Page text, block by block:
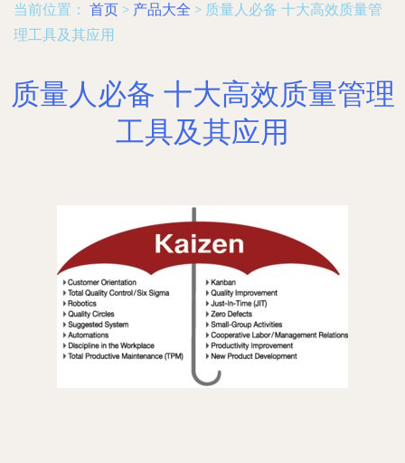
当前位置： 首页 > 产品大全 > 质量人必备 十大高效质量管
理工具及其应用
质量人必备 十大高效质量管理
工具及其应用